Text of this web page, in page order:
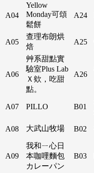
A04
Yellow
Monday可頌
鬆餅
A24
A05
查理布朗烘
焙
A25
A06
艸系甜點實
驗室Plus Lab
Ｘ欸，吃甜
點。
A26
A07 PILLO B01
A08 大武山牧場 B02
A09
我和ㄧ心日
本咖哩麵包
カレーパン
B03